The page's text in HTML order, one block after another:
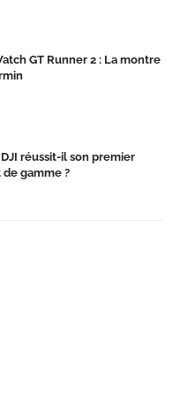
GT Runner 2 : La montre
DJI réussit-il son premier
gamme ?